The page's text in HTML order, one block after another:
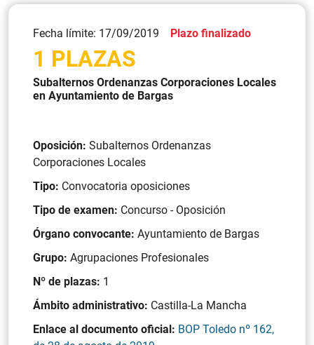
Fecha límite: 17/09/2019 Plazo finalizado
1 PLAZAS
Subalternos Ordenanzas Corporaciones Locales
en Ayuntamiento de Bargas
Oposición: Subalternos Ordenanzas
Corporaciones Locales
Tipo: Convocatoria oposiciones
Tipo de examen: Concurso - Oposición
Órgano convocante: Ayuntamiento de Bargas
Grupo: Agrupaciones Profesionales
Nº de plazas: 1
Ámbito administrativo: Castilla-La Mancha
Enlace al documento oficial: BOP Toledo nº 162,